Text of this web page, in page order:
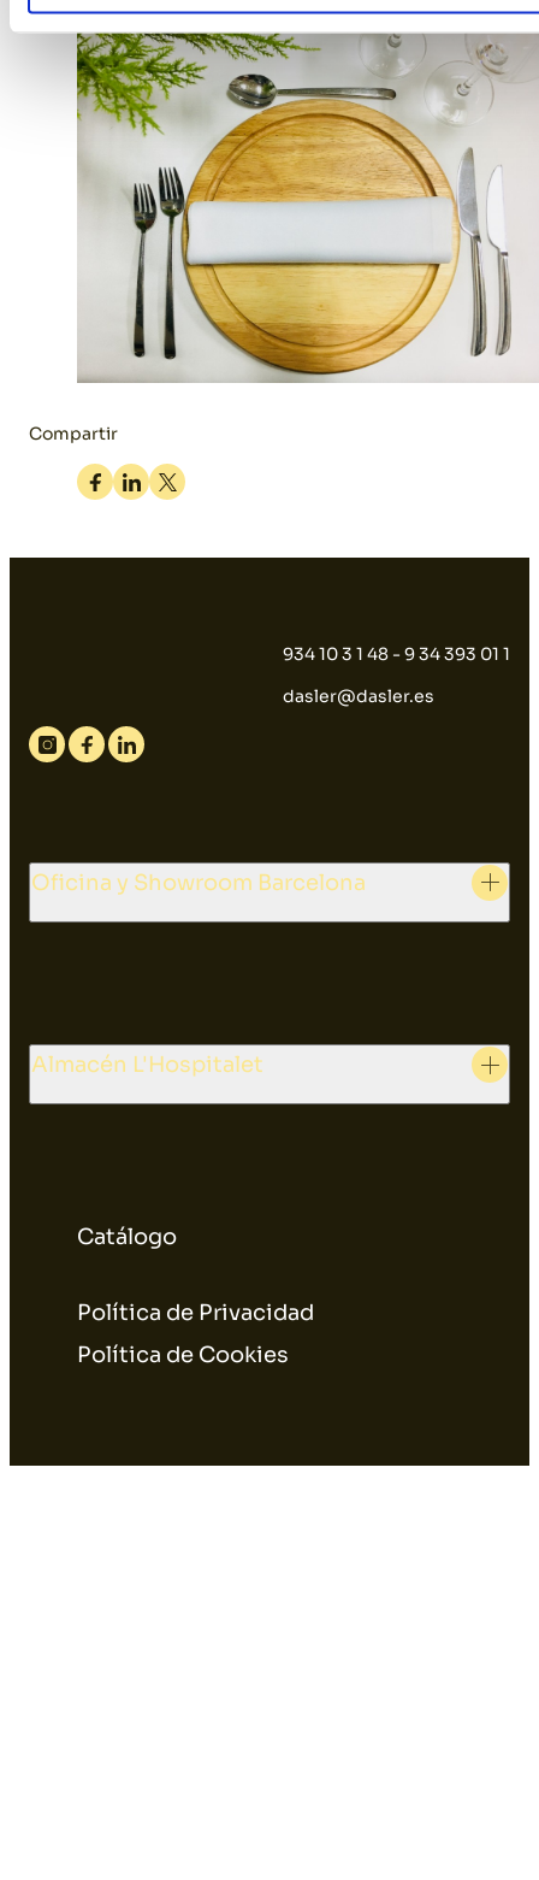
Compartir
Facebook
LinkedinTwitter
934 10 3 1 48 - 9 34 393 01 1
dasler@dasler.es
Instagram
FacebookLinkedin
Catálogo
Política de Privacidad
Política de Cookies
Oficina y Showroom Barcelona
Almacén L'Hospitalet